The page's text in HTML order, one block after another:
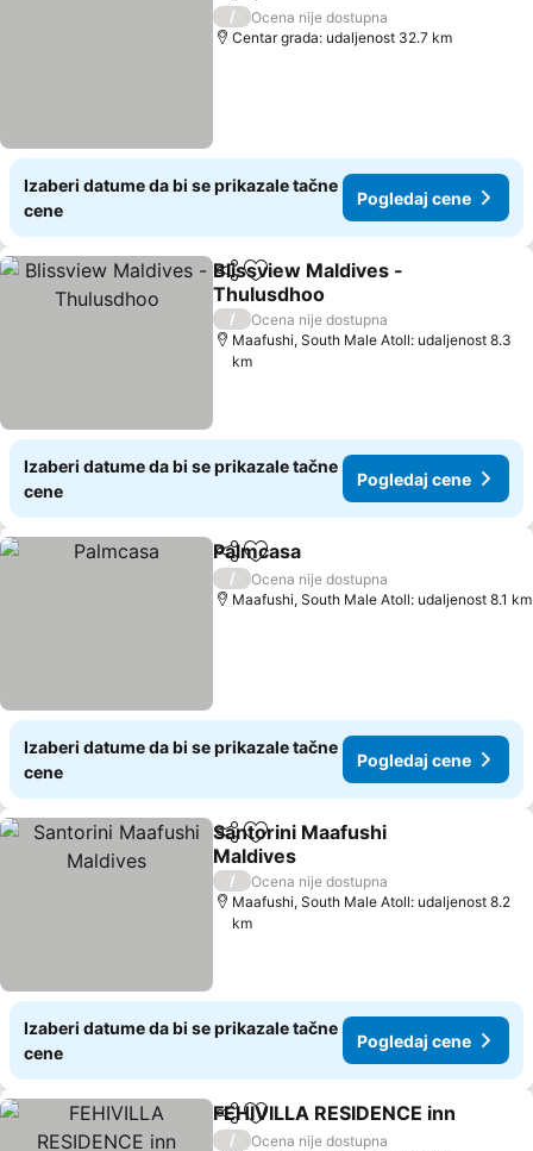
/
Ocena nije dostupna
Centar grada: udaljenost 32.7 km
Izaberi datume da bi se prikazale tačne
cene
Pogledaj cene
Deli Dodati u favorite
Blissview Maldives -
Thulusdhoo
/
Ocena nije dostupna
Maafushi, South Male Atoll: udaljenost 8.3
km
Izaberi datume da bi se prikazale tačne
cene
Pogledaj cene
Deli Dodati u favorite
Palmcasa
/
Ocena nije dostupna
Maafushi, South Male Atoll: udaljenost 8.1 km
Izaberi datume da bi se prikazale tačne
cene
Pogledaj cene
Deli Dodati u favorite
Santorini Maafushi
Maldives
/
Ocena nije dostupna
Maafushi, South Male Atoll: udaljenost 8.2
km
Izaberi datume da bi se prikazale tačne
cene
Pogledaj cene
Deli Dodati u favorite
FEHIVILLA RESIDENCE inn
/
Ocena nije dostupna